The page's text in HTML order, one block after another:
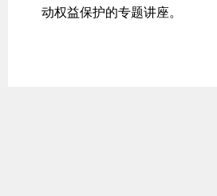
动权益保护的专题讲座。